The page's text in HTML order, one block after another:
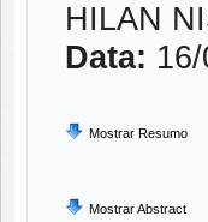
HILAN
Data:
Mostrar Resumo
Mostrar Abstract